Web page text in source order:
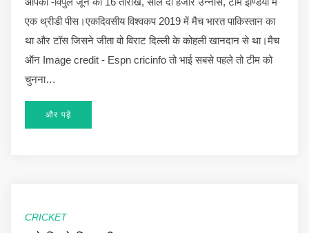
एक थ्रीडी पीस।एकदिवसीय विश्वकप 2019 में मैच भारत पाकिस्तान का
था और टॉस जिसने जीता वो विराट दिल्ली के कोहली खानदान से था।मैच
ऑन Image credit - Espn cricinfo तो भाई सबसे पहले तो टीम को
चुनना…
और पढ़ें
CRICKET